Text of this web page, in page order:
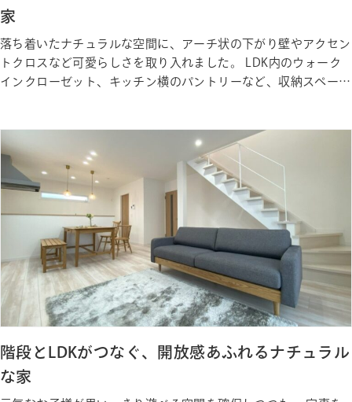
家
落ち着いたナチュラルな空間に、アーチ状の下がり壁やアクセン
トクロスなど可愛らしさを取り入れました。 LDK内のウォーク
インクローゼット、キッチン横のパントリーなど、収納スペース
しながら、家族みんなで見守ることができる安心の間取りです。
Gall…
階段とLDKがつなぐ、開放感あふれるナチュラル
な家